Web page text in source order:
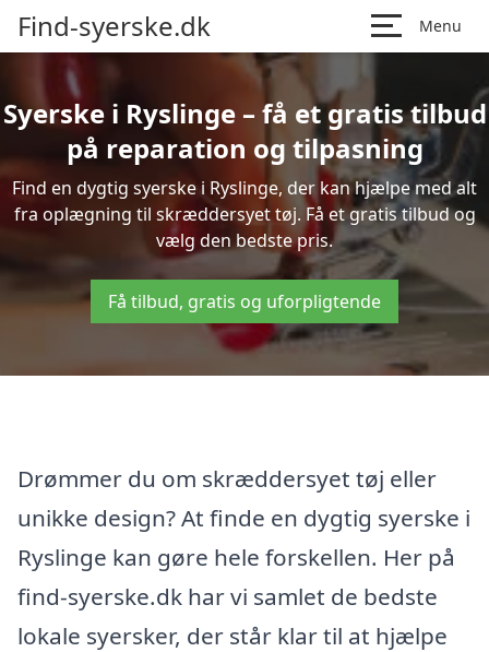
Find-syerske.dk Menu
Syerske i Ryslinge – få et gratis tilbud
på reparation og tilpasning
Find en dygtig syerske i Ryslinge, der kan hjælpe med alt
fra oplægning til skræddersyet tøj. Få et gratis tilbud og
vælg den bedste pris.
Få tilbud, gratis og uforpligtende
Drømmer du om skræddersyet tøj eller
unikke design? At finde en dygtig syerske i
Ryslinge kan gøre hele forskellen. Her på
find-syerske.dk har vi samlet de bedste
lokale syersker, der står klar til at hjælpe